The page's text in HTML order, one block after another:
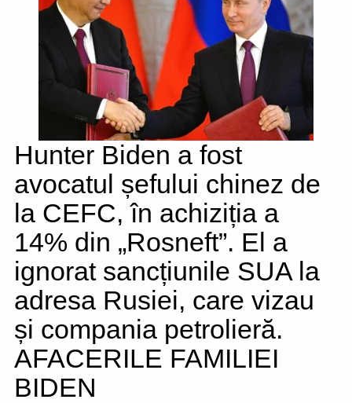
Hunter Biden a fost
avocatul șefului chinez de
la CEFC, în achiziția a
14% din „Rosneft”. El a
ignorat sancțiunile SUA la
adresa Rusiei, care vizau
și compania petrolieră.
AFACERILE FAMILIEI
BIDEN